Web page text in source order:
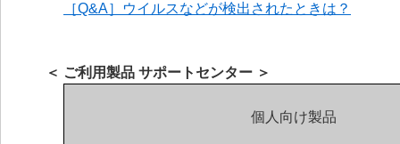
［Q&A］ウイルスなどが検出されたときは？
＜ ご利用製品 サポートセンター ＞
個人向け製品